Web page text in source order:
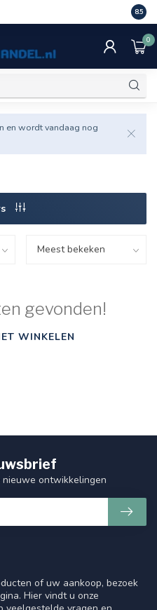
Veel
8.5
0
en wordt vandaag nog
gevonden!
WINKELEN
of uw aankoop, bezoek
Hier vindt u onze
ontwikkelingen